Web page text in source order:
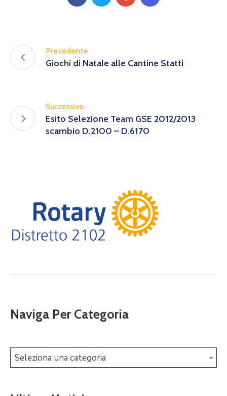
Precedente
Giochi di Natale alle Cantine Statti
Successivo
Esito Selezione Team GSE 2012/2013
scambio D.2100 – D.6170
Naviga Per Categoria
Seleziona una categoria